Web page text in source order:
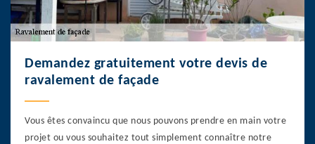
Demandez gratuitement votre devis de
ravalement de façade
Vous êtes convaincu que nous pouvons prendre en main votre
projet ou vous souhaitez tout simplement connaître notre